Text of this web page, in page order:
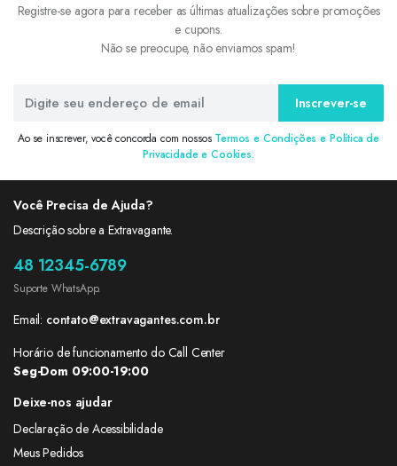
Registre-se agora para receber as últimas atualizações sobre promoções
e cupons.
Não se preocupe, não enviamos spam!
Inscrever-se
Ao se inscrever, você concorda com nossos Termos e Condições e Política de
Privacidade e Cookies.
Você Precisa de Ajuda?
Descrição sobre a Extravagante.
48 12345-6789
Suporte WhatsApp.
Email: contato@extravagantes.com.br
Horário de funcionamento do Call Center
Seg-Dom 09:00-19:00
Deixe-nos ajudar
Declaração de Acessibilidade
Meus Pedidos